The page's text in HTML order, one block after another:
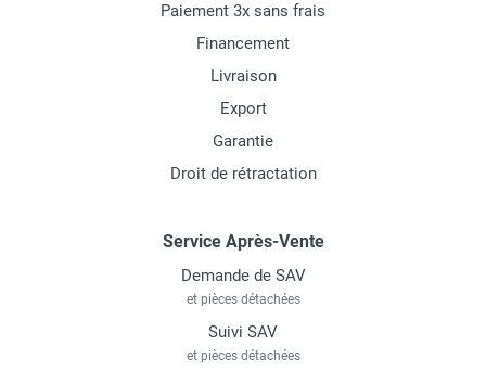
Paiement 3x sans frais
Financement
Livraison
Export
Garantie
Droit de rétractation
Service Après-Vente
Demande de SAV
et pièces détachées
Suivi SAV
et pièces détachées